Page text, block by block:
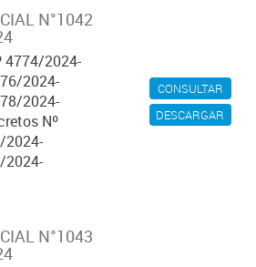
CONSULTAR
DESCARGAR
N°1042
4774/2024-
2024-
2024-
Nº
2024-
2024-
N°1043